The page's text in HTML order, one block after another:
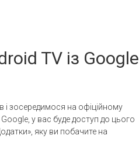
TV із Google
зосередимося на офіційному
у вас буде доступ до цього
яку ви побачите на